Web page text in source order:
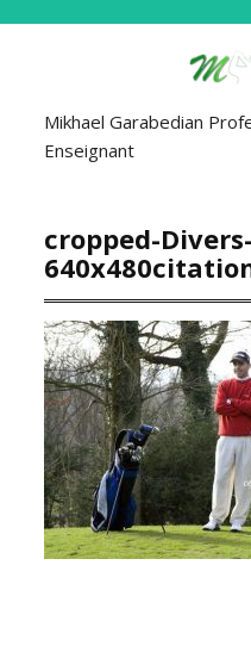
Mikhael Garabedian
Enseignant
cropped-